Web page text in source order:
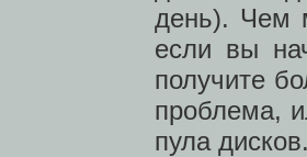
день). Чем
если вы
получите
проблема,
пула